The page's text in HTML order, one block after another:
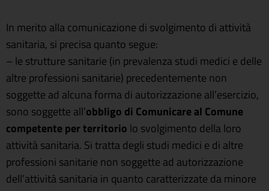
In merito alla comunicazione di svolgimento di attività
sanitaria, si precisa quanto segue:
– le strutture sanitarie (in prevalenza studi medici e delle
altre professioni sanitarie) precedentemente non
soggette ad alcuna forma di autorizzazione all’esercizio,
sono soggette all’obbligo di Comunicare al Comune
competente per territorio lo svolgimento della loro
attività sanitaria. Si tratta degli studi medici e di altre
professioni sanitarie non soggette ad autorizzazione
dell’attività sanitaria in quanto caratterizzate da minore